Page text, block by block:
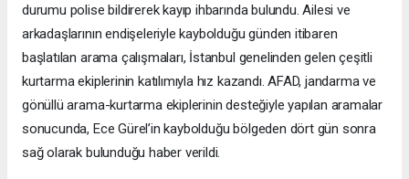
durumu polise bildirerek kayıp ihbarında bulundu. Ailesi ve
arkadaşlarının endişeleriyle kaybolduğu günden itibaren
başlatılan arama çalışmaları, İstanbul genelinden gelen çeşitli
kurtarma ekiplerinin katılımıyla hız kazandı. AFAD, jandarma ve
gönüllü arama-kurtarma ekiplerinin desteğiyle yapılan aramalar
sonucunda, Ece Gürel’in kaybolduğu bölgeden dört gün sonra
sağ olarak bulunduğu haber verildi.